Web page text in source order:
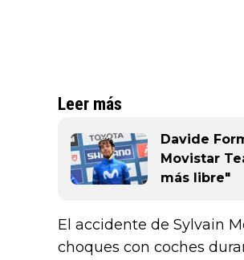
Leer más
Davide
Movistar
más libre"
El accidente de Sylvain
choques con coches